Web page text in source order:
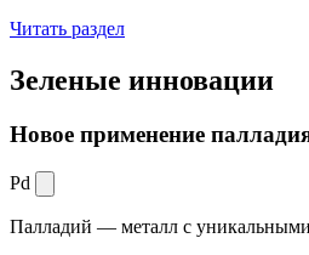
Читать раздел
Зеленые инновации
Новое применение
Pd
Палладий — металл с